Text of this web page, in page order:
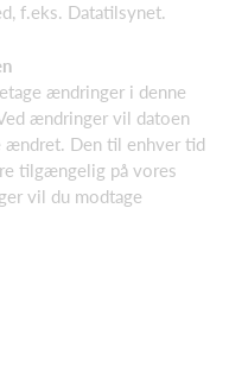
f.eks. Datatilsynet.
ændringer i denne
ændringer vil datoen
Den til enhver tid
tilgængelig på vores
vil du modtage